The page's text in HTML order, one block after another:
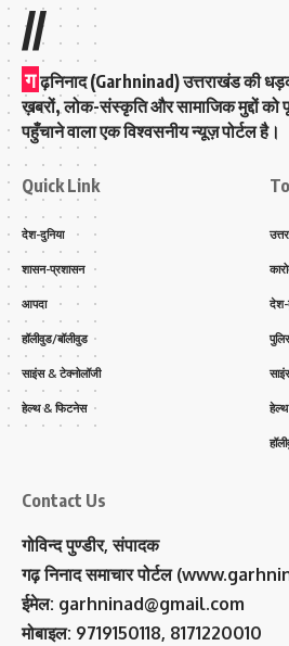
//
ग ढ़निनाद (Garhninad) उत्तराखंड की
ख़बरों, लोक-संस्कृति और सामाजिक मुद्दों को
पहुँचाने वाला एक विश्वसनीय न्यूज़ पोर्टल है।
Quick Link
देश-दुनिया
शासन-प्रशासन
आपदा
हॉलीवुड/बॉलीवुड
साइंस & टेक्नोलॉजी
हेल्थ & फिटनेस
देश-
Contact Us
गोविन्द पुण्डीर, संपादक
गढ़ निनाद समाचार पोर्टल
ईमेल: garhninad@gmail.com
मोबाइल: 9719150118, 8171220010